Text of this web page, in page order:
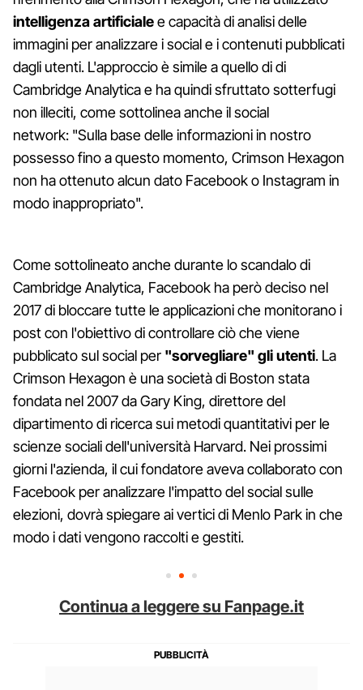
intelligenza artificialee capacità di analisi delle
immagini per analizzare i social e i contenuti pubblicati
dagli utenti. L'approccio è simile a quello di di
Cambridge Analytica e ha quindi sfruttato sotterfugi
non illeciti, come sottolinea anche il social
network: "Sulla base delle informazioni in nostro
possesso fino a questo momento, Crimson Hexagon
non ha ottenuto alcun dato Facebook o Instagram in
modo inappropriato".
Come sottolineato anche durante lo scandalo di
Cambridge Analytica, Facebook ha però deciso nel
2017 di bloccare tutte le applicazioni che monitorano i
post con l'obiettivo di controllare ciò che viene
pubblicato sul social per "sorvegliare" gli utenti. La
Crimson Hexagon è una società di Boston stata
fondata nel 2007 da Gary King, direttore del
dipartimento di ricerca sui metodi quantitativi per le
scienze sociali dell'università Harvard. Nei prossimi
giorni l'azienda, il cui fondatore aveva collaborato con
Facebook per analizzare l'impatto del social sulle
elezioni, dovrà spiegare ai vertici di Menlo Park in che
modo i dati vengono raccolti e gestiti.
Continua a leggere su Fanpage.it